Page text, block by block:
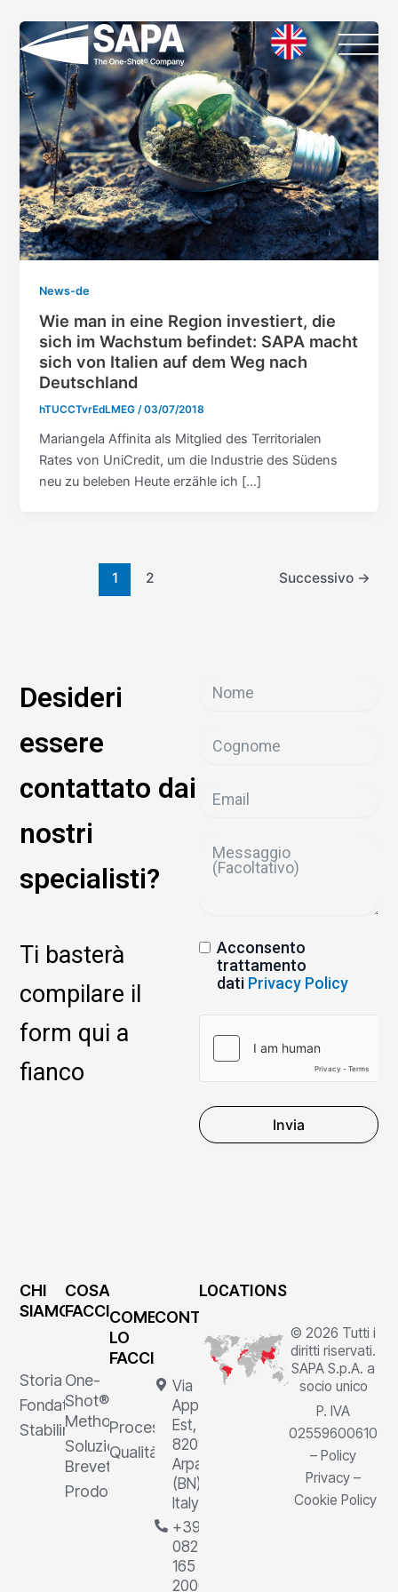
contenuto
News-de
Wie man in eine Region investiert, die
sich im Wachstum befindet: SAPA macht
sich von Italien auf dem Weg nach
Deutschland
hTUCCTvrEdLMEG/03/07/2018
Mariangela Affinita als Mitglied des Territorialen
Rates von UniCredit, um die Industrie des Südens
neu zu beleben Heute erzähle ich […]
articoli
1 2 Successivo →
Desideri
essere
contattato dai
nostri
specialisti?
Ti basterà
compilare il
form qui a
fianco
Acconsento
trattamento
dati Privacy Policy
Invia
CHI
SIAMO
Storia
Fondatore
Stabilimenti
COSA
FACCIAMO
One-
Shot®
Method
Soluzioni
Brevettate
Prodotti
COME
LO
FACCIAMO
Processi
Qualità
CONTATTI
Via
Appia
Est, 1,
82011
Arpaia
(BN),
Italy
+39
0823
165
2000
LOCATIONS
© 2026 Tutti i
diritti riservati.
SAPA S.p.A. a
socio unico
P. IVA
02559600610
–Policy
Privacy –
Cookie Policy